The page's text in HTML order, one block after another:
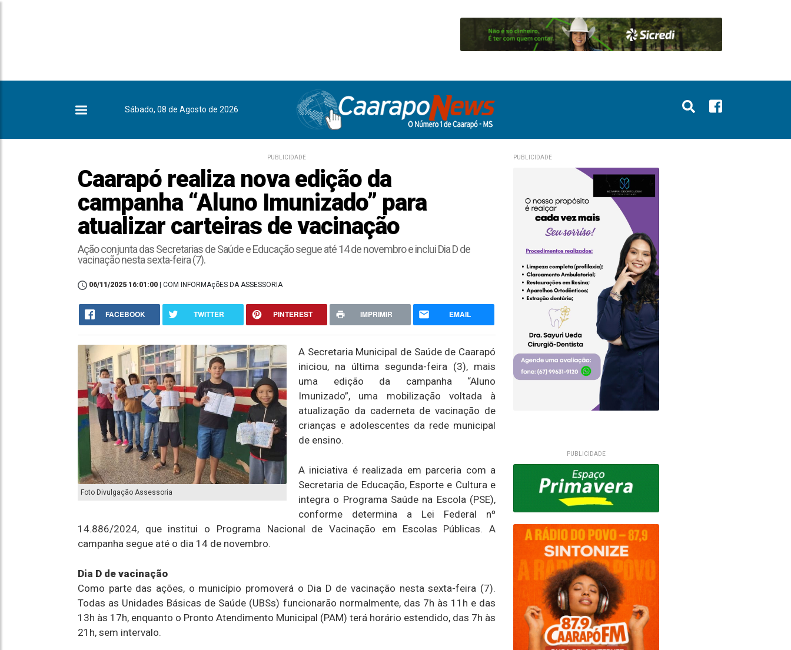
Sábado, 08 de Agosto de 2026
PUBLICIDADE
Caarapó realiza nova edição da
campanha “Aluno Imunizado” para
atualizar carteiras de vacinação
Ação conjunta das Secretarias de Saúde e Educação segue até 14 de novembro e inclui Dia D de
vacinação nesta sexta-feira (7).
06/11/2025 16:01:00 | COM INFORMAçõES DA ASSESSORIA
FACEBOOK TWITTER PINTEREST IMPRIMIR EMAIL
Foto Divulgação Assessoria
A Secretaria Municipal de Saúde de Caarapó
iniciou, na última segunda-feira (3), mais
uma edição da campanha “Aluno
Imunizado”, uma mobilização voltada à
atualização da caderneta de vacinação de
crianças e adolescentes da rede municipal
de ensino.
A iniciativa é realizada em parceria com a
Secretaria de Educação, Esporte e Cultura e
integra o Programa Saúde na Escola (PSE),
conforme determina a Lei Federal nº
14.886/2024, que institui o Programa Nacional de Vacinação em Escolas Públicas. A
campanha segue até o dia 14 de novembro.
Dia D de vacinação
Como parte das ações, o município promoverá o Dia D de vacinação nesta sexta-feira (7).
Todas as Unidades Básicas de Saúde (UBSs) funcionarão normalmente, das 7h às 11h e das
13h às 17h, enquanto o Pronto Atendimento Municipal (PAM) terá horário estendido, das 7h às
21h, sem intervalo.
PUBLICIDADE
PUBLICIDADE